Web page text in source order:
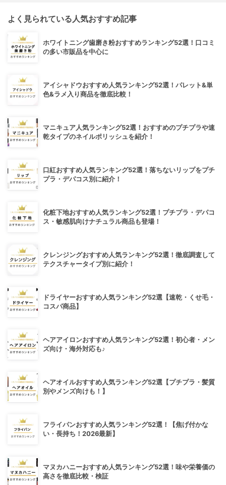
よく見られている人気おすすめ記事
ホワイトニング歯磨き粉おすすめランキング52選！口コミ
の多い市販品を中心に
アイシャドウおすすめ人気ランキング52選！パレット&単
色&ラメ入り商品を徹底比較！
マニキュア人気ランキング52選！おすすめのプチプラや速
乾タイプのネイルポリッシュを紹介！
口紅おすすめ人気ランキング52選！落ちないリップをプチ
プラ・デパコス別に紹介！
化粧下地おすすめ人気ランキング52選！プチプラ・デパコ
ス・敏感肌向けナチュラル商品も登場！
クレンジングおすすめ人気ランキング52選！徹底調査して
テクスチャータイプ別に紹介！
ドライヤーおすすめ人気ランキング52選【速乾・くせ毛・
コスパ商品】
ヘアアイロンおすすめ人気ランキング52選！初心者・メン
ズ向け・海外対応も♪
ヘアオイルおすすめ人気ランキング52選【プチプラ・髪質
別やメンズ向けも！】
フライパンおすすめ人気ランキング52選！【焦げ付かな
い・長持ち！2026最新】
マヌカハニーおすすめ人気ランキング52選！味や栄養価の
高さを徹底比較・検証